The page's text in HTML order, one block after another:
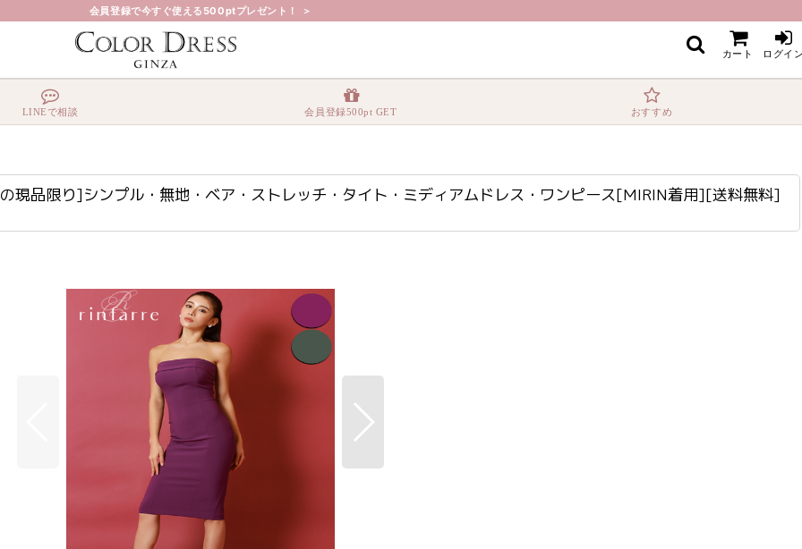
会員登録で今すぐ使える500ptプレゼント！ ＞
カート ログイ
LINEで相談 会員登録500pt GET おすすめ
り]シンプル・無地・ベア・ストレッチ・タイト・ミディアムドレス・ワンピース[MIRIN着用][送料無料]
品限り]シンプル・無地・ベア・ストレッチ・タイト・ミディアムドレス・ワンピース[MIRIN着用][送料無料]